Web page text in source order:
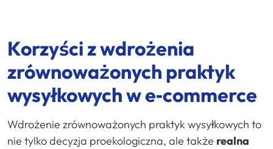
Korzyści z wdrożenia
zrównoważonych praktyk
wysyłkowych w e‑commerce
Wdrożenie zrównoważonych praktyk wysyłkowych to
nie tylko decyzja proekologiczna, ale także realna